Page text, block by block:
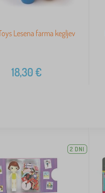
Lesena farma kegljev
18,30€
2 DNI